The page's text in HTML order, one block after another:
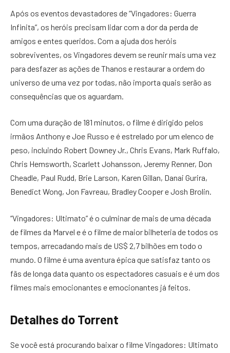
Após os eventos devastadores de “Vingadores: Guerra
Infinita”, os heróis precisam lidar com a dor da perda de
amigos e entes queridos. Com a ajuda dos heróis
sobreviventes, os Vingadores devem se reunir mais uma vez
para desfazer as ações de Thanos e restaurar a ordem do
universo de uma vez por todas, não importa quais serão as
consequências que os aguardam.
Com uma duração de 181 minutos, o filme é dirigido pelos
irmãos Anthony e Joe Russo e é estrelado por um elenco de
peso, incluindo Robert Downey Jr., Chris Evans, Mark Ruffalo,
Chris Hemsworth, Scarlett Johansson, Jeremy Renner, Don
Cheadle, Paul Rudd, Brie Larson, Karen Gillan, Danai Gurira,
Benedict Wong, Jon Favreau, Bradley Cooper e Josh Brolin.
“Vingadores: Ultimato” é o culminar de mais de uma década
de filmes da Marvel e é o filme de maior bilheteria de todos os
tempos, arrecadando mais de US$ 2,7 bilhões em todo o
mundo. O filme é uma aventura épica que satisfaz tanto os
fãs de longa data quanto os espectadores casuais e é um dos
filmes mais emocionantes e emocionantes já feitos.
Detalhes do Torrent
Se você está procurando baixar o filme Vingadores: Ultimato